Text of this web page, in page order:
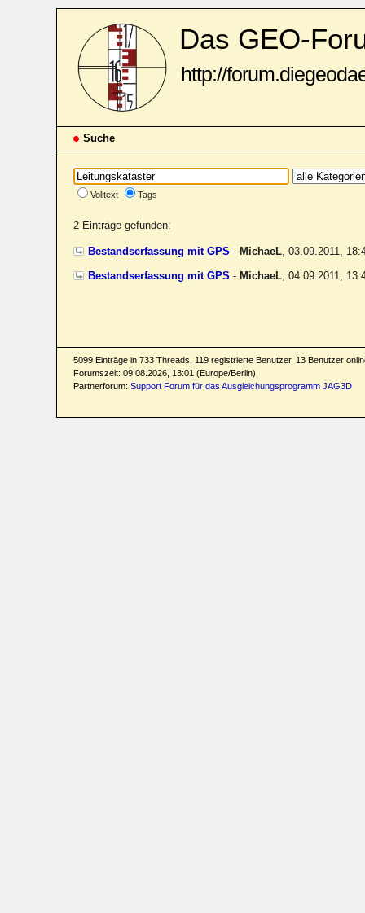
Das GEO-
http://
Suche
Volltext Tags
2 Einträge gefunden:
Bestandserfassung mit GPS - MichaeL, 03.09.2011,
Bestandserfassung mit GPS - MichaeL, 04.09.2011,
5099 Einträge in 733 Threads, 119 registrierte Benutzer, 13 Benutzer
Forumszeit: 09.08.2026, 13:01 (Europe/Berlin)
Partnerforum: Support Forum für das Ausgleichungsprogramm JAG3D